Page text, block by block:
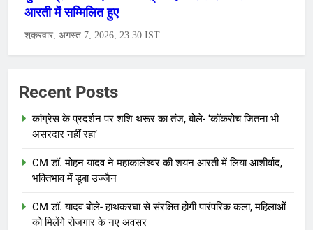
Recent Posts
कांग्रेस के प्रदर्शन पर शशि थरूर का तंज, बोले- ‘कॉकरोच जितना भी
असरदार नहीं रहा’
CM डॉ. मोहन यादव ने महाकालेश्वर की शयन आरती में लिया आशीर्वाद,
भक्तिभाव में डूबा उज्जैन
CM डॉ. यादव बोले- हाथकरघा से संरक्षित होगी पारंपरिक कला, महिलाओं
को मिलेंगे रोजगार के नए अवसर